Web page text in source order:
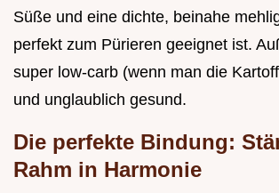
Süße und eine dichte, beinahe
perfekt zum Pürieren geeignet ist.
super low-carb (wenn man die
und unglaublich gesund.
Die perfekte Bindung:
Rahm in Harmonie